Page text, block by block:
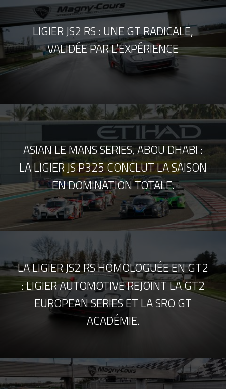
LIGIER JS2 RS : UNE GT RADICALE,
VALIDÉE PAR L’EXPÉRIENCE
ASIAN LE MANS SERIES, ABOU DHABI :
LA LIGIER JS P325 CONCLUT LA SAISON
EN DOMINATION TOTALE.
LA LIGIER JS2 RS HOMOLOGUÉE EN GT2
: LIGIER AUTOMOTIVE REJOINT LA GT2
EUROPEAN SERIES ET LA SRO GT
ACADÉMIE.